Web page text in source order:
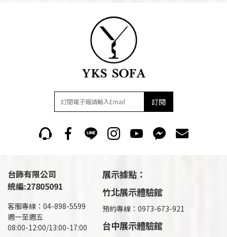
訂閱
台飾有限公司
統編:27805091
客服專線：04-898-5599
週一至週五
08:00-12:00/13:00-17:00
展示據點：
竹北展示體驗館
預約專線：0973-673-921
台中展示體驗館